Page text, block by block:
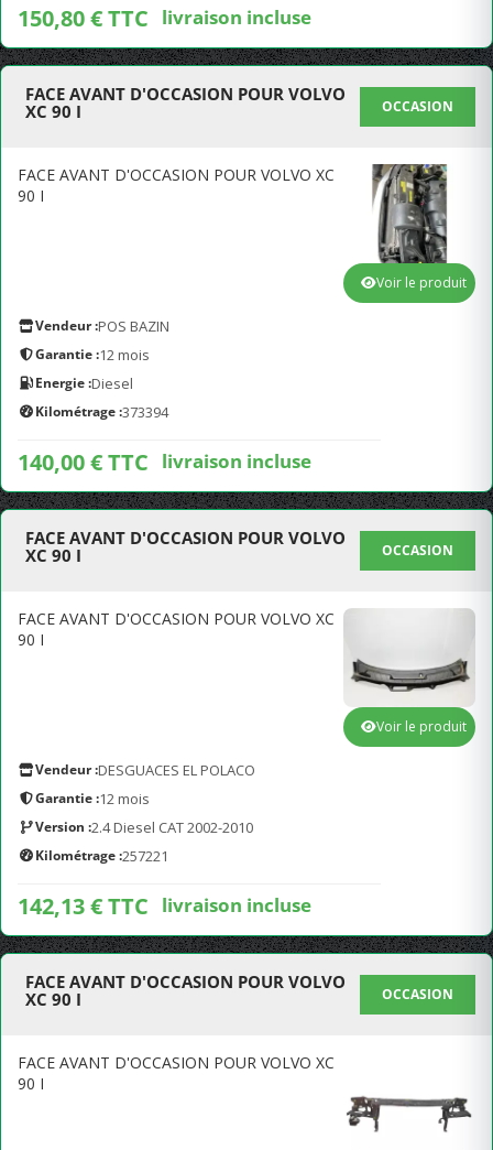
150,80 € TTC livraison incluse
FACE AVANT D'OCCASION POUR VOLVO
XC 90 I
OCCASION
FACE AVANT D'OCCASION POUR VOLVO XC
90 I
Vendeur :POS BAZIN
Garantie :12 mois
Energie :Diesel
Kilométrage :373394
140,00 € TTC livraison incluse
Voir le produit
FACE AVANT D'OCCASION POUR VOLVO
XC 90 I
OCCASION
FACE AVANT D'OCCASION POUR VOLVO XC
90 I
Vendeur :DESGUACES EL POLACO
Garantie :12 mois
Version :2.4 Diesel CAT 2002-2010
Kilométrage :257221
142,13 € TTC livraison incluse
Voir le produit
FACE AVANT D'OCCASION POUR VOLVO
XC 90 I
OCCASION
FACE AVANT D'OCCASION POUR VOLVO XC
90 I